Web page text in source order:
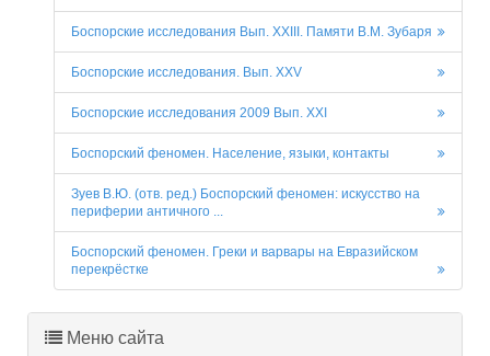
Боспорские исследования Вып. XXIII. Памяти В.М. Зубаря
Боспорские исследования. Вып. XXV
Боспорские исследования 2009 Вып. XХI
Боспорский феномен. Население, языки, контакты
Зуев В.Ю. (отв. ред.) Боспорский феномен: искусство на
периферии античного ...
Боспорский феномен. Греки и варвары на Евразийском
перекрёстке
Меню сайта